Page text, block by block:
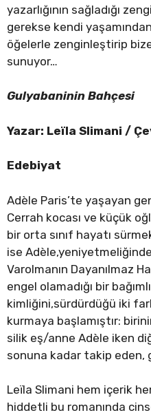
yazarlığının sağladığı
gerekse kendi
öğelerle zenginleştirip
sunuyor…
Gulyabaninin Bahçesi
Yazar: Leïla Slimani /
Edebiyat
Adèle Paris’te yaşayan
Cerrah kocası ve küçük
bir orta sınıf hayatı
ise Adèle,yeniyetmeliğinde
Varolmanın Dayanılmaz
engel olamadığı bir
kimliğini,sürdürdüğü iki
kurmaya başlamıştır:
silik eş/anne Adèle iken
sonuna kadar takip eden,
Leïla Slimani hem içerik
hiddetli bu romanında